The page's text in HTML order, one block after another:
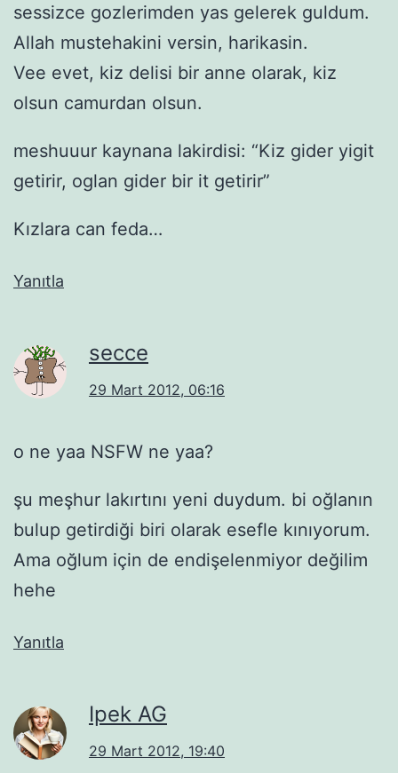
sessizce gozlerimden yas gelerek guldum.
Allah mustehakini versin, harikasin.
Vee evet, kiz delisi bir anne olarak, kiz
olsun camurdan olsun.
meshuuur kaynana lakirdisi: “Kiz gider yigit
getirir, oglan gider bir it getirir”
Kızlara can feda…
Yanıtla
secce
29 Mart 2012, 06:16
o ne yaa NSFW ne yaa?
şu meşhur lakırtını yeni duydum. bi oğlanın
bulup getirdiği biri olarak esefle kınıyorum.
Ama oğlum için de endişelenmiyor değilim
hehe
Yanıtla
Ipek AG
29 Mart 2012, 19:40